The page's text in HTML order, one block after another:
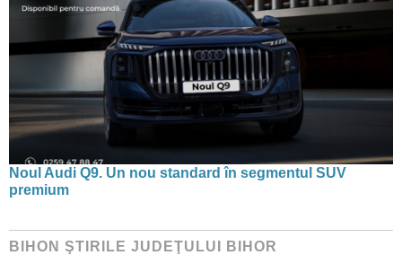
Noul Audi Q9. Un nou standard în segmentul SUV
premium
BIHON ŞTIRILE JUDEŢULUI BIHOR